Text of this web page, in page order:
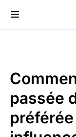
passée